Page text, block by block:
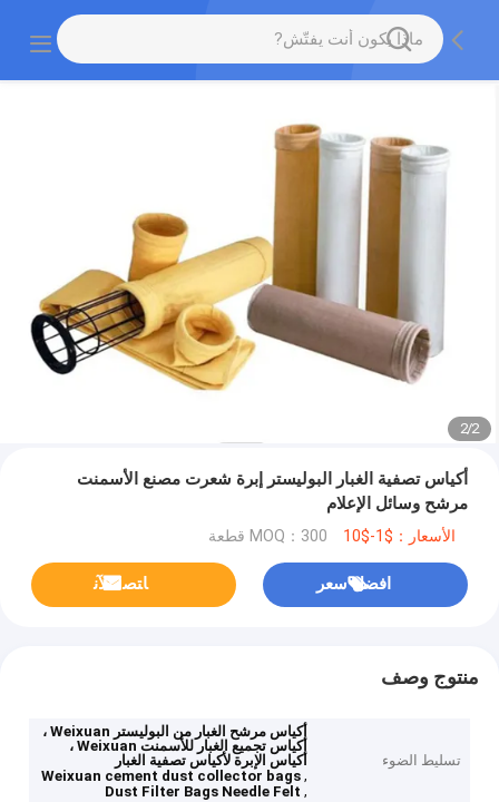
2
/
2
أكياس تصفية الغبار البوليستر إبرة شعرت مصنع الأسمنت
مرشح وسائل الإعلام
الأسعار：$1-$10 MOQ：300 قطعة
افضل سعر ﺎﺘﺼﻟ ﺍﻶﻧ
منتوج وصف
تسليط الضوء
أكياس مرشح الغبار من البوليستر Weixuan ،
أكياس تجميع الغبار للأسمنت Weixuan ،
أكياس الإبرة لأكياس تصفية الغبار
,
Weixuan cement dust collector bags
,
Dust Filter Bags Needle Felt